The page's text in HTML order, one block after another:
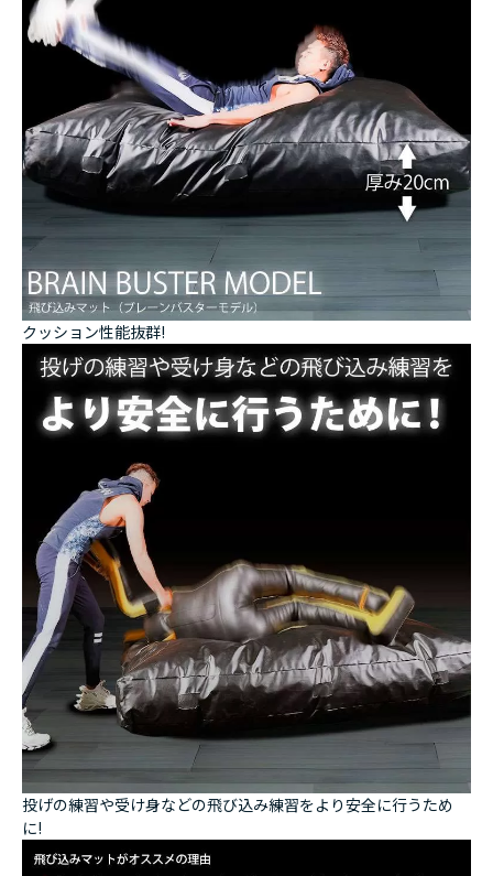
クッション性能抜群!
投げの練習や受け身などの飛び込み練習をより安全に行うため
に!